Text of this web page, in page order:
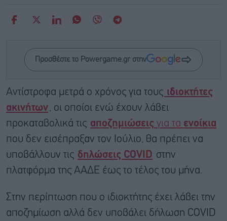
Προσθέστε το Powergame.gr στην
Αντίστροφα μετρά ο χρόνος για τους ιδιοκτήτες
ακινήτων, οι οποίοι ενώ έχουν λάβει
προκαταβολικά τις αποζημιώσεις για τα ενοίκια
που δεν εισέπραξαν τον Ιούλιο, θα πρέπει να
υποβάλλουν τις δηλώσεις COVID στην
πλατφόρμα της ΑΑΔΕ έως το τέλος του μήνα.
Στην περίπτωση που ο ιδιοκτήτης έχει λάβει την
αποζημίωση αλλά δεν υποβάλει δήλωση COVID